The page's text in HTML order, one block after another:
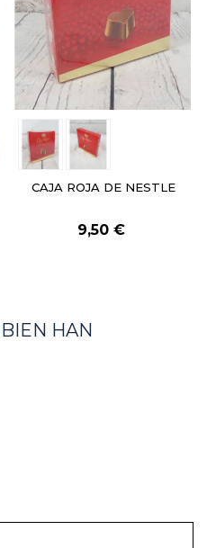
CAJA ROJA DE NESTLE
9,50 €
HAN